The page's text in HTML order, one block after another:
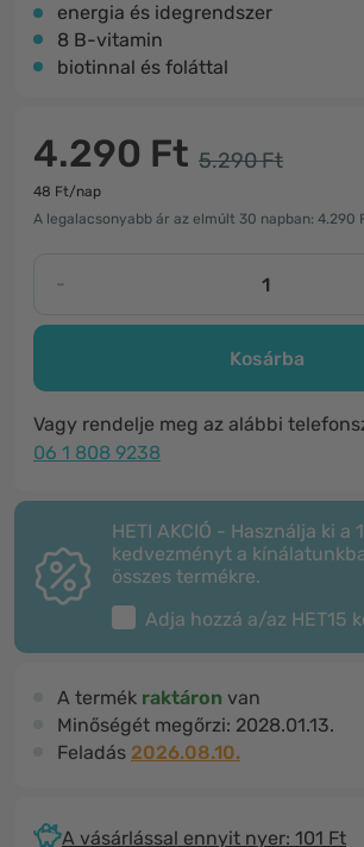
energia és idegrendszer
8 B-vitamin
biotinnal és foláttal
4.290 Ft 5.290 Ft
48 Ft/nap
A legalacsonyabb ár az elmúlt 30 napban: 4.290
-
Kosárba
Vagy rendelje meg az alábbi
06 1 808 9238
HETI AKCIÓ - Használja ki a
kedvezményt a
összes termékre.
Adja hozzá a/az HET15
A termék raktáron van
Minőségét megőrzi: 2028.01.13.
Feladás 2026.08.10.
A vásárlással ennyit nyer: 101 Ft